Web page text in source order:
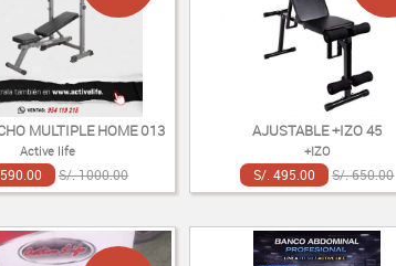
MULTIPLE HOME 013
Active life
S/. 1000.00
AJUSTABLE +IZO 45
+IZO
S/. 495.00 S/. 650.00